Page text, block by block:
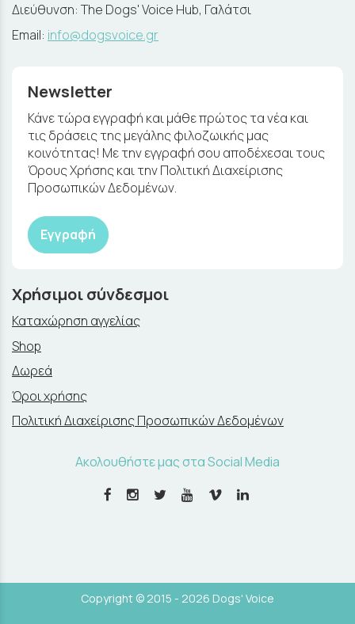
Διεύθυνση: The Dogs' Voice Hub, Γαλάτσι
Email: info@dogsvoice.gr
Newsletter
Κάνε τώρα εγγραφή και μάθε πρώτος τα νέα και
τις δράσεις της μεγάλης φιλοζωικής μας
κοινότητας! Με την εγγραφή σου αποδέχεσαι τους
Όρους Χρήσης και την Πολιτική Διαχείρισης
Προσωπικών Δεδομένων.
Εγγραφή
Χρήσιμοι σύνδεσμοι
Καταχώρηση αγγελίας
Shop
Δωρεά
Όροι χρήσης
Πολιτική Διαχείρισης Προσωπικών Δεδομένων
Ακολουθήστε μας στα Social Media
Copyright © 2015 - 2026 Dogs' Voice